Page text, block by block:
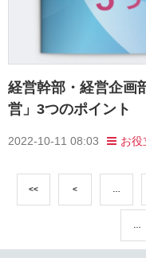
経営幹部・経営企画
営」3つのポイント
2022-10-11 08:03 お役
<< <